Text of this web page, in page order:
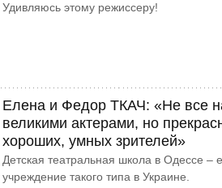
Удивляюсь этому режиссеру!
Елена и Федор ТКАЧ: «Не все
великими актерами, но
хороших, умных зрителей»
Детская театральная школа в Одессе –
учреждение такого типа в Украине.